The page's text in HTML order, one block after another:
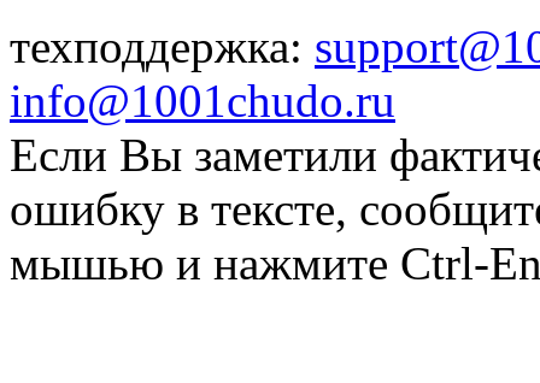
техподдержка:
info@1001chudo.ru
Если Вы заметили
ошибку в тексте,
мышью и нажмите Ctrl-